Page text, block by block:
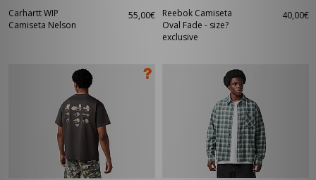
Carhartt WIP
Camiseta Nelson
55,00€
Reebok Camiseta
Oval Fade - size?
exclusive
40,00€